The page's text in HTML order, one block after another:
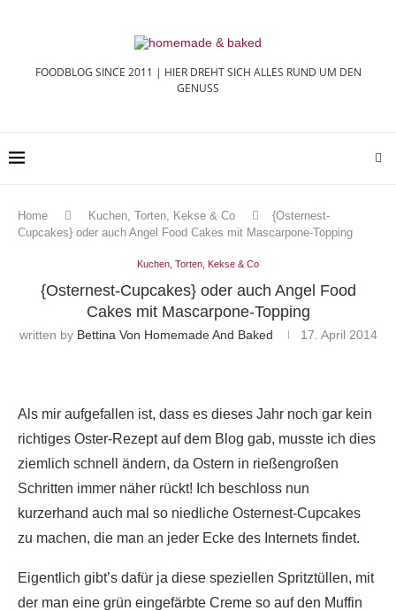
FOODBLOG SINCE 2011 | HIER DREHT SICH ALLES RUND UM DEN
GENUSS
Home Kuchen, Torten, Kekse & Co
{Osternest-
Cupcakes} oder auch Angel Food Cakes mit Mascarpone-Topping
Kuchen, Torten, Kekse & Co
{Osternest-Cupcakes} oder auch Angel Food
Cakes mit Mascarpone-Topping
written by Bettina Von Homemade And Baked 17. April 2014
Als mir aufgefallen ist, dass es dieses Jahr noch gar kein
richtiges Oster-Rezept auf dem Blog gab, musste ich dies
ziemlich schnell ändern, da Ostern in rießengroßen
Schritten immer näher rückt! Ich beschloss nun
kurzerhand auch mal so niedliche Osternest-Cupcakes
zu machen, die man an jeder Ecke des Internets findet.
Eigentlich gibt’s dafür ja diese speziellen Spritztüllen, mit
der man eine grün eingefärbte Creme so auf den Muffin